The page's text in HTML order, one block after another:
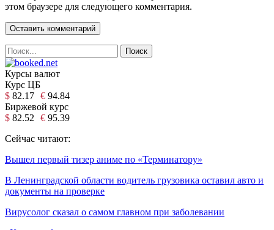
этом браузере для следующего комментария.
Курсы валют
Курс ЦБ
$ 82.17 € 94.84
Биржевой курс
$ 82.52 € 95.39
Сейчас читают:
Вышел первый тизер аниме по «Терминатору»
В Ленинградской области водитель грузовика оставил авто и
документы на проверке
Вирусолог сказал о самом главном при заболевании